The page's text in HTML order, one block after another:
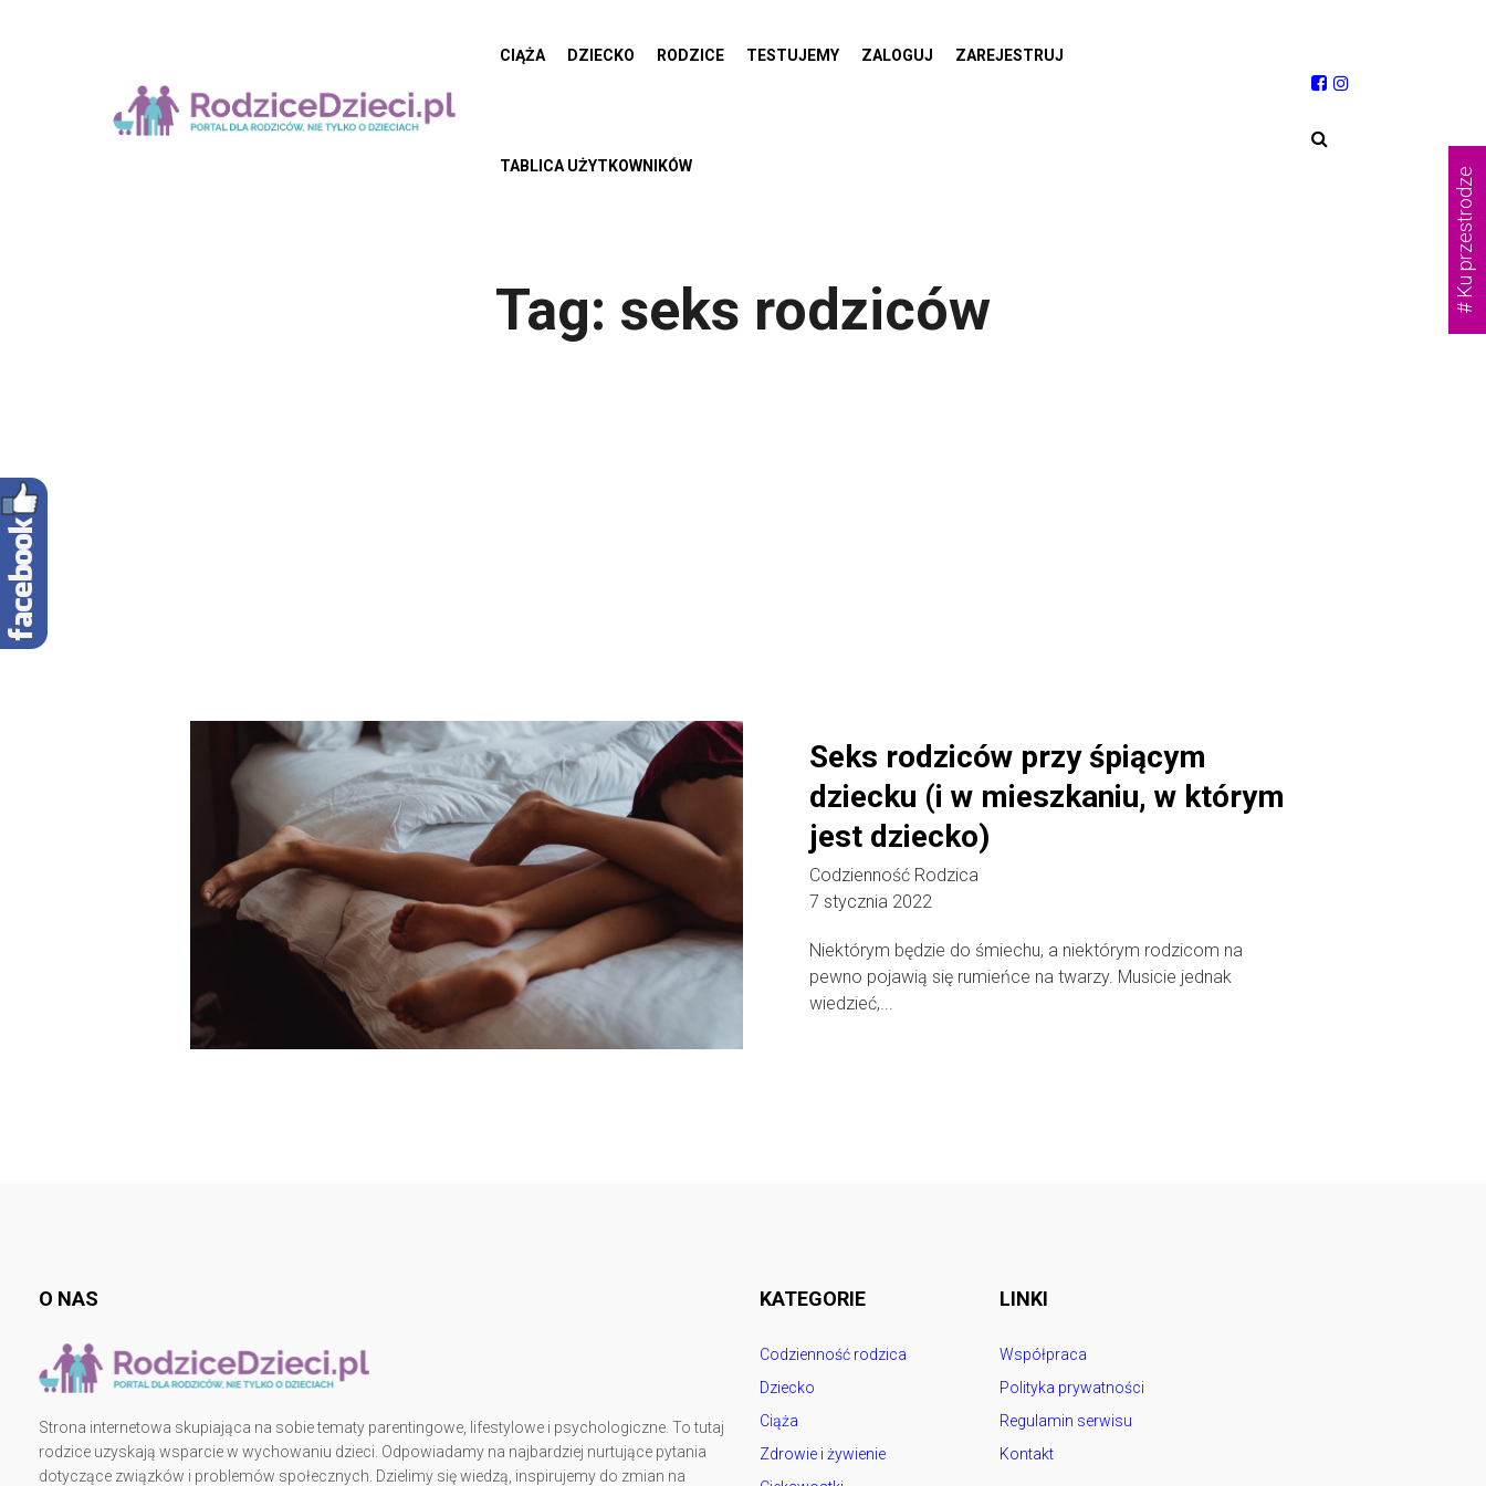
CIĄŻA DZIECKO RODZICE TESTUJEMY ZALOGUJ ZAREJESTRUJ
TABLICA UŻYTKOWNIKÓW
Tag: seks rodziców
Seks rodziców przy śpiącym
dziecku (i w mieszkaniu, w którym
jest dziecko)
Codzienność Rodzica
7 stycznia 2022
Niektórym będzie do śmiechu, a niektórym rodzicom na
pewno pojawią się rumieńce na twarzy. Musicie jednak
wiedzieć,...
O NAS
Strona internetowa skupiająca na sobie tematy parentingowe, lifestylowe i psychologiczne. To tutaj
rodzice uzyskają wsparcie w wychowaniu dzieci. Odpowiadamy na najbardziej nurtujące pytania
dotyczące związków i problemów społecznych. Dzielimy się wiedzą, inspirujemy do zmian na
KATEGORIE
Codzienność rodzica
Dziecko
Ciąża
Zdrowie i żywienie
LINKI
Współpraca
Polityka prywatności
Regulamin serwisu
Kontakt
# Ku przestrodze